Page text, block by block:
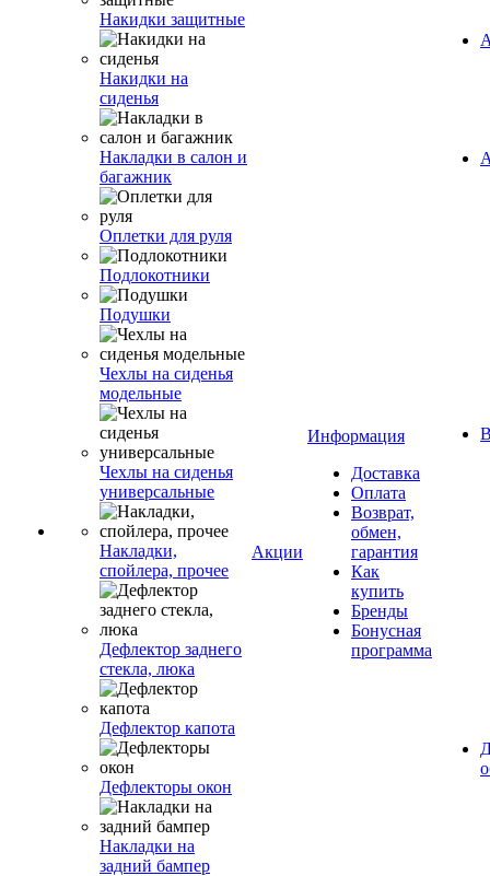
Накидки защитные
Накидки на
сиденья
Накладки в салон и
багажник
Оплетки для руля
Подлокотники
Подушки
Чехлы на сиденья
модельные
Чехлы на сиденья
универсальные
Накладки,
спойлера, прочее
Дефлектор заднего
стекла, люка
Дефлектор капота
Дефлекторы окон
Накладки на
задний бампер
Акции
Информация
Доставка
Оплата
Возврат,
обмен,
гарантия
Как
купить
Бренды
Бонусная
программа